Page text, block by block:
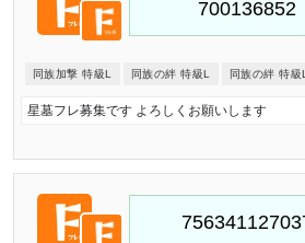
同族加撃 特級L 同族の絆 特級L 同族の絆 特級L
星墓フレ募集です よろしくお願いします